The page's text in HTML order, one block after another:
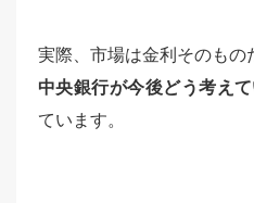
実際、市場は金利そのもの
中央銀行が今後どう考え
ています。